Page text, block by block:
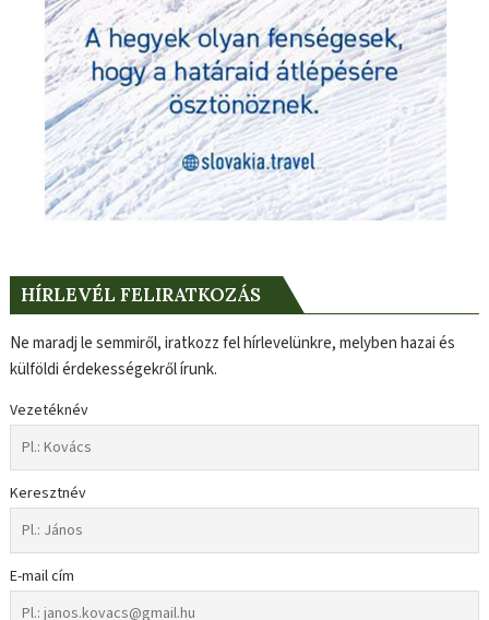
HÍRLEVÉL FELIRATKOZÁS
Ne maradj le semmiről, iratkozz fel hírlevelünkre, melyben hazai és
külföldi érdekességekről írunk.
Vezetéknév
Keresztnév
E-mail cím